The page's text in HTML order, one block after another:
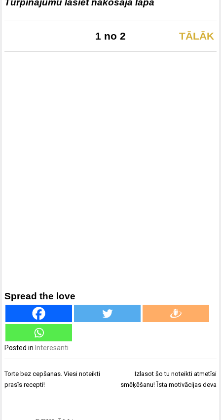
TĀLĀK
1 no 2
Spread the love
Posted in Interesanti
Ziņu
izvēlne
Torte bez cepšanas. Viesi noteikti
prasīs recepti!
Izlasot šo tu noteikti atmetīsi
smēķēšanu! Īsta motivācijas deva